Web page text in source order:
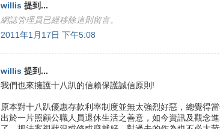
willis 提到...
網誌管理員已經移除這則留言。
2011年1月17日 下午5:08
willis 提到...
我們也來擁護十八趴的信賴保護誠信原則!
原本對十八趴優惠存款利率制度並無太強烈好惡，總覺得
出於一片照顧公職人員退休生活之善意，如今資訊及觀念